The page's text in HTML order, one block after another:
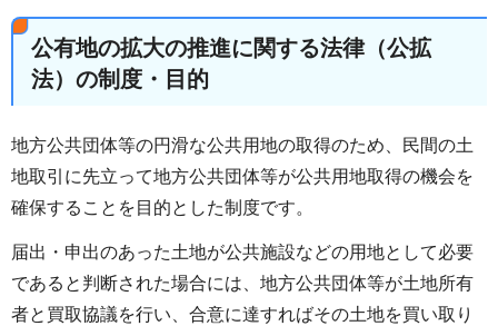
公有地の拡大の推進に関する法律（公拡
法）の制度・目的
地方公共団体等の円滑な公共用地の取得のため、民間の土
地取引に先立って地方公共団体等が公共用地取得の機会を
確保することを目的とした制度です。
届出・申出のあった土地が公共施設などの用地として必要
であると判断された場合には、地方公共団体等が土地所有
者と買取協議を行い、合意に達すればその土地を買い取り